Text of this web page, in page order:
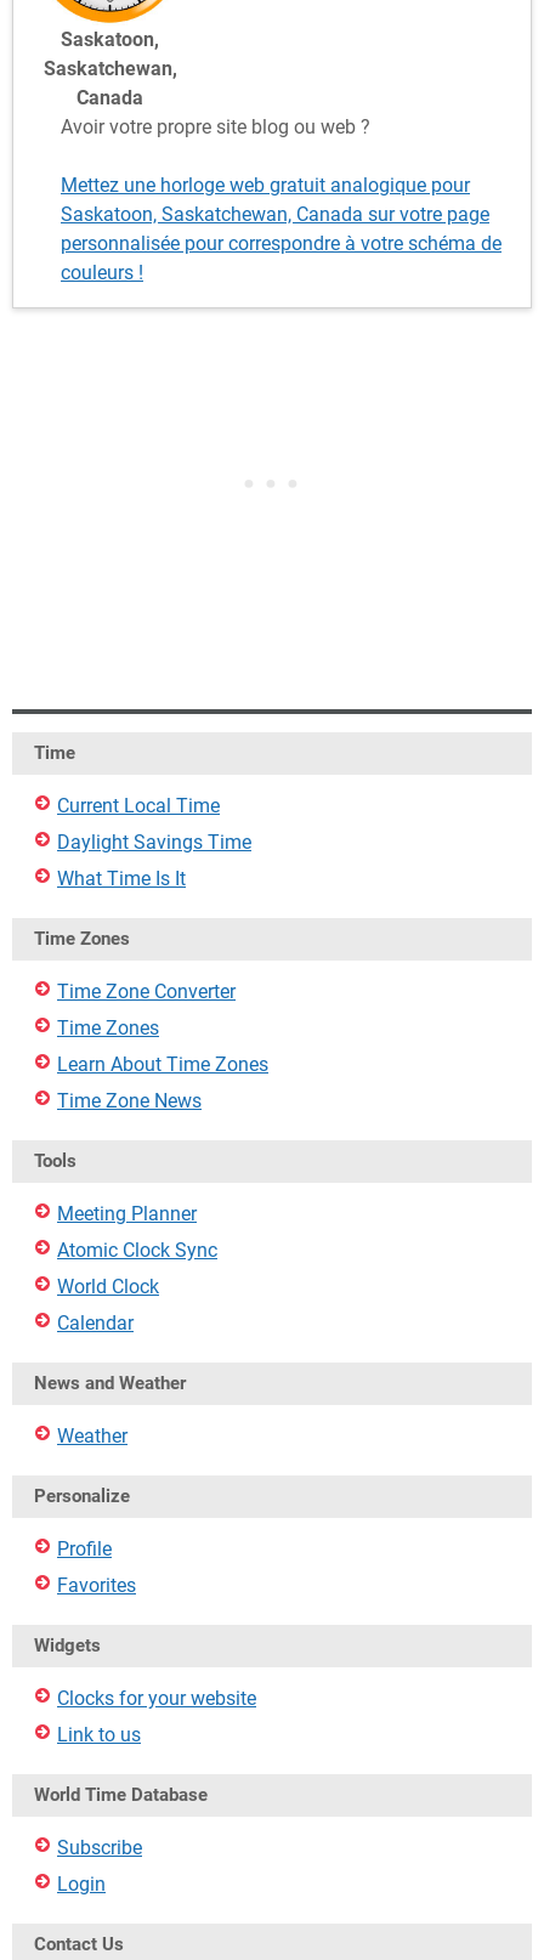
Saskatoon,
Saskatchewan,
Canada
Avoir votre propre site blog ou web ?
Mettez une horloge web gratuit analogique pour
Saskatoon, Saskatchewan, Canada sur votre page
personnalisée pour correspondre à votre schéma de
couleurs !
Time
Current Local Time
Daylight Savings Time
What Time Is It
Time Zones
Time Zone Converter
Time Zones
Learn About Time Zones
Time Zone News
Tools
Meeting Planner
Atomic Clock Sync
World Clock
Calendar
News and Weather
Weather
Personalize
Profile
Favorites
Widgets
Clocks for your website
Link to us
World Time Database
Subscribe
Login
Contact Us